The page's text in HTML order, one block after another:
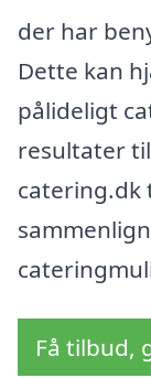
der har
Dette kan
pålideligt
resultater
catering.dk
Få tilbud,